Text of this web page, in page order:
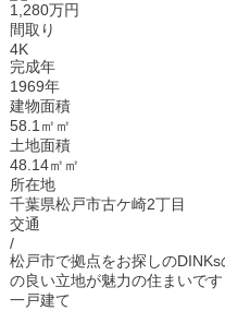
1,280万円
間取り
4K
完成年
1969年
建物面積
58.1㎡㎡
土地面積
48.14㎡㎡
所在地
千葉県松戸市古ケ崎2丁目
交通
/
松戸市で拠点をお探しの
の良い立地が魅力の住まいです
一戸建て